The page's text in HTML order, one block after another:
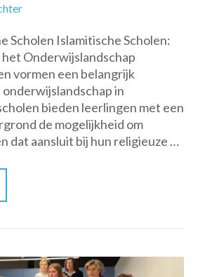
op
Rol
van
Islamitische
Scholen
in
het
Nederlandse
Scholen Islamitische Scholen:
Onderwijslandschap
vormen een belangrijk
in
bieden leerlingen met een
de mogelijkheid om
dat aansluit bij hun religieuze …